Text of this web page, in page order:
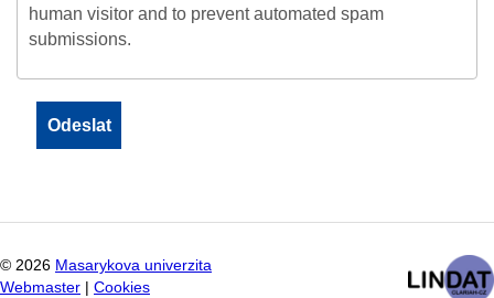
human visitor and to prevent automated spam
submissions.
© 2026 Masarykova univerzita
Webmaster
Cookies